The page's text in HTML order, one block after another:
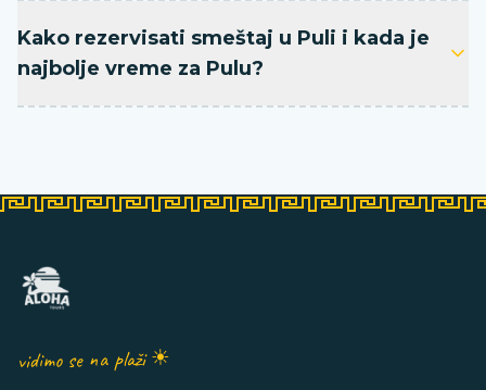
Kako rezervisati smeštaj u Puli i kada je
najbolje vreme za Pulu?
vidimo se na plaži ☀